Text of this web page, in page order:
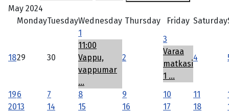
May 2024
MondayTuesdayWednesday Thursday Friday Saturday
1829 30
1
11:00
Vappu,
vappumar
...
2
3
Varaa
matkasi
1 ...
4
196 7 8 9 10 11
2013 14 15 16 17 18